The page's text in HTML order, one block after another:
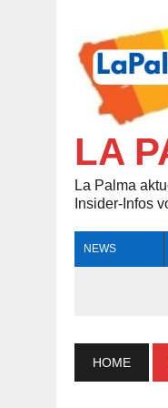
LA
La Palma
Insider-Infos
NEWS
HOME